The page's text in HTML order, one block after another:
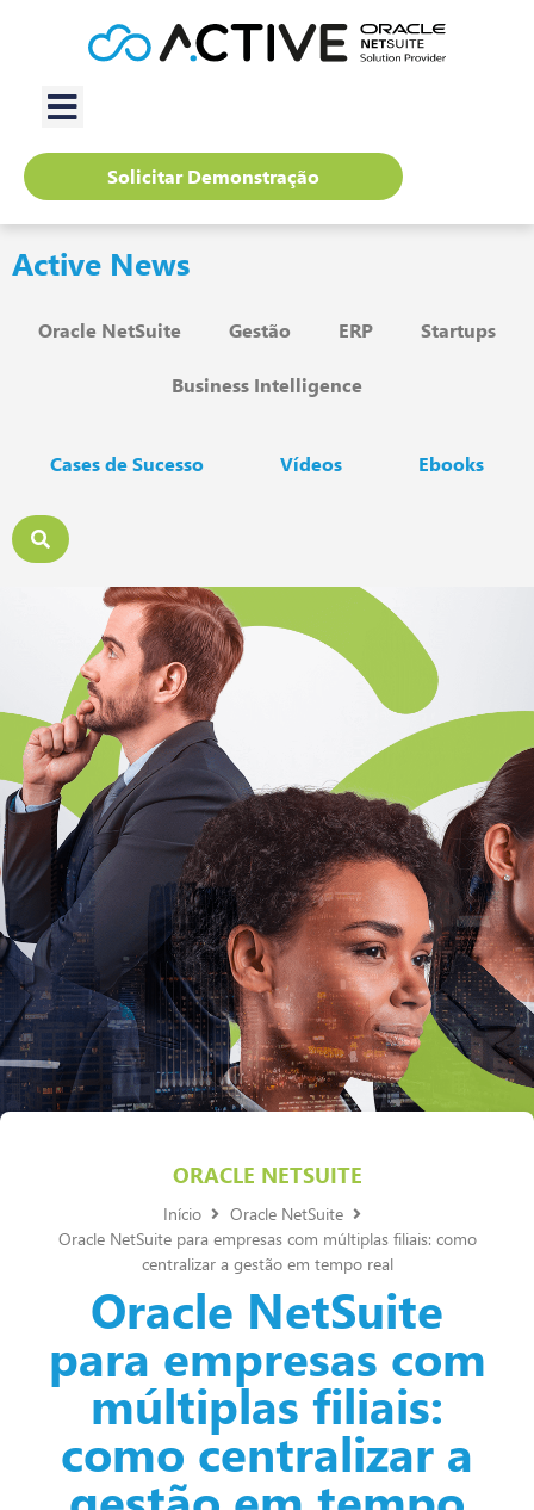
Solicitar Demonstração
Active News
Oracle NetSuite Gestão ERP Startups
Business Intelligence
Cases de Sucesso Vídeos Ebooks
ORACLE NETSUITE
Início
Oracle NetSuite
Oracle NetSuite para empresas com múltiplas filiais: como
centralizar a gestão em tempo real
Oracle NetSuite
para empresas com
múltiplas filiais:
como centralizar a